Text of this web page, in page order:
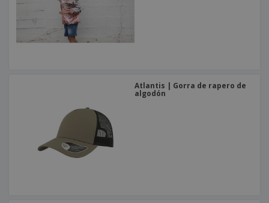
Atlantis | Gorra de rapero de
algodón